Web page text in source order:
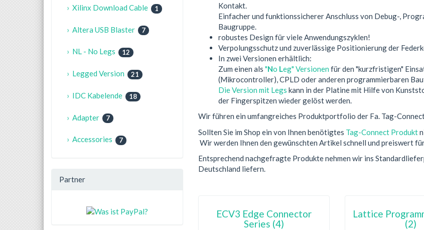
› Xilinx Download Cable 1
› Altera USB Blaster 7
› NL - No Legs 12
› Legged Version 21
› IDC Kabelende 18
› Adapter 7
› Accessories 7
Partner
Kontakt.
Einfacher und funktionssicherer Anschluss von Debug-,
Baugruppe.
robustes Design für viele Anwendungszyklen!
Verpolungsschutz und zuverlässige Positionierung der
In zwei Versionen erhältlich:
Zum einen als "No L eg" Versionen für den "kurzfristigen"
(Mikrocontroller), CPLD oder anderen programmierbaren
Die Version mit Legs kann in der Platine mit Hilfe von
der Fingerspitzen wieder gelöst werden.
Wir führen ein umfangreiches Produktportfolio der Fa. Tag-
Sollten Sie im Shop ein von Ihnen benötigtes Tag-Connect Produkt
Wir werden Ihnen den gewünschten Artikel schnell und preiswert
Entsprechend nachgefragte Produkte nehmen wir ins
Deutschland liefern.
ECV3 Edge Connector
Series (4)
Lattice
(2)